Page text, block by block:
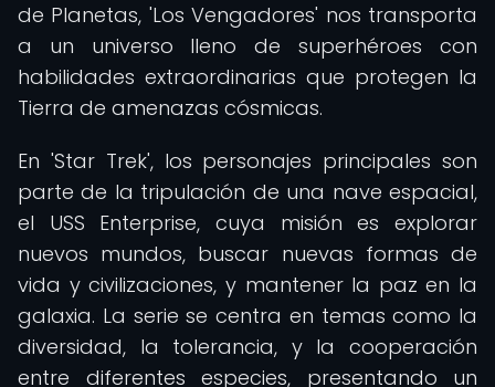
de Planetas, 'Los Vengadores' nos transporta
a un universo lleno de superhéroes con
habilidades extraordinarias que protegen la
Tierra de amenazas cósmicas.
En 'Star Trek', los personajes principales son
parte de la tripulación de una nave espacial,
el USS Enterprise, cuya misión es explorar
nuevos mundos, buscar nuevas formas de
vida y civilizaciones, y mantener la paz en la
galaxia. La serie se centra en temas como la
diversidad, la tolerancia, y la cooperación
entre diferentes especies, presentando un